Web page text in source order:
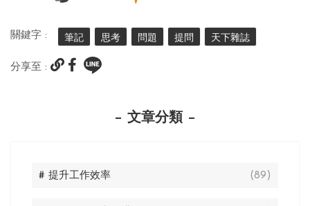
關鍵字 : 筆記 思考 問題 提問 天下雜誌
分享至 :
文章分類
# 提升工作效率 (89)